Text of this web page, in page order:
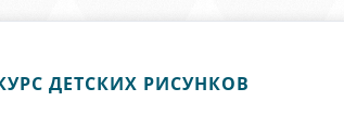
ДЕТСКИХ РИСУНКОВ